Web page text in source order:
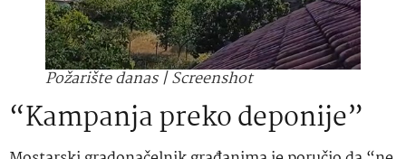
Požarište danas |Screenshot
“Kampanja preko deponije”